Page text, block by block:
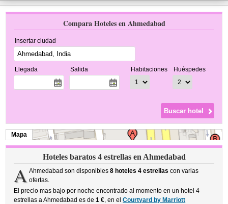
Compara Hoteles en Ahmedabad
Insertar ciudad
Llegada Salida Habitaciones Huéspedes
Mapa
Hoteles baratos 4 estrellas en Ahmedabad
A Ahmedabad son disponibles 8 hoteles 4 estrellas con varias
ofertas.
El precio mas bajo por noche encontrado al momento en un hotel 4
estrellas a Ahmedabad es de1 €, en elCourtyard by Marriott